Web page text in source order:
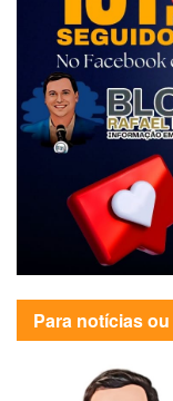
Para notícias